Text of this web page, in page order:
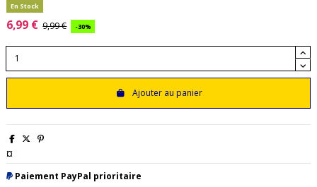
En Stock
6,99 € 9,99 € -30%
Ajouter au panier
¤
Paiement PayPal prioritaire